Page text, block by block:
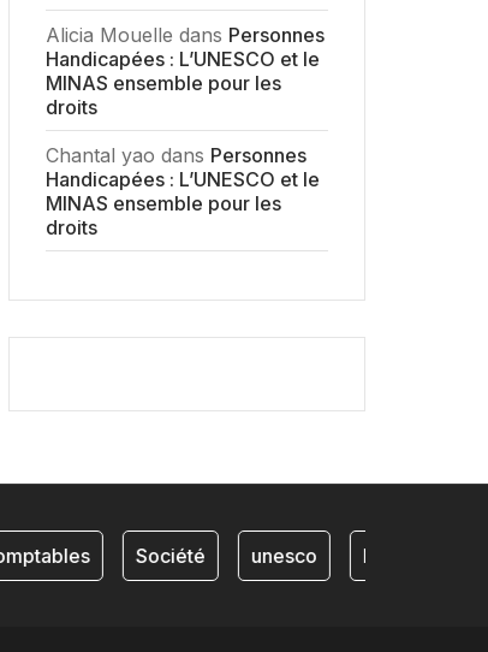
Alicia Mouelle dans Personnes
Handicapées : L’UNESCO et le
MINAS ensemble pour les
droits
Chantal yao dans Personnes
Handicapées : L’UNESCO et le
MINAS ensemble pour les
droits
Société unesco NKAM